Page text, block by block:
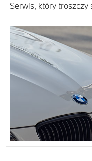
Serwis, który troszczy